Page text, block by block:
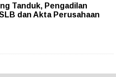
Tanduk, Pengadilan
dan Akta Perusahaan